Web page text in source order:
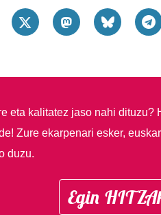
eta kalitatez jaso nahi dituzu?
Zure ekarpenari esker,
duzu.
Egin